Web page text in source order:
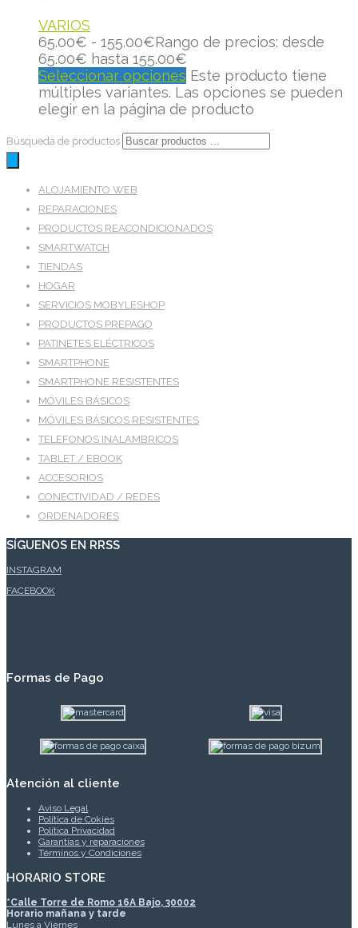
VARIOS
65.00€ - 155.00€Rango de precios: desde
65.00€ hasta 155.00€
Seleccionar opciones Este producto tiene
múltiples variantes. Las opciones se pueden
elegir en la página de producto
Búsqueda de productos
ALOJAMIENTO WEB
REPARACIONES
PRODUCTOS REACONDICIONADOS
SMARTWATCH
TIENDAS
HOGAR
SERVICIOS MOBYLESHOP
PRODUCTOS PREPAGO
PATINETES ELÉCTRICOS
SMARTPHONE
SMARTPHONE RESISTENTES
MÓVILES BÁSICOS
MÓVILES BÁSICOS RESISTENTES
TELEFONOS INALAMBRICOS
TABLET / EBOOK
ACCESORIOS
CONECTIVIDAD / REDES
ORDENADORES
SÍGUENOS EN RRSS
INSTAGRAM
FACEBOOK
Formas de Pago
Atención al cliente
Aviso Legal
Política de Cokies
Política Privacidad
Garantías y reparaciones
Términos y Condiciones
HORARIO STORE
*Calle Torre de Romo 16A Bajo, 30002
Horario mañana y tarde
Lunes a Viernes